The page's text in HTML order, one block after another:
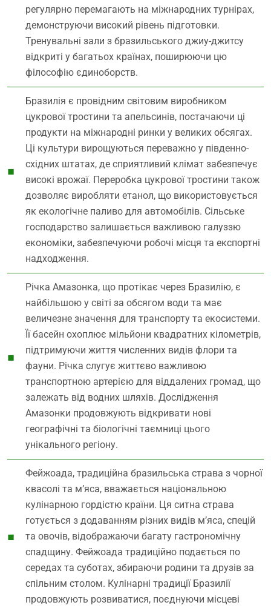
регулярно перемагають на міжнародних турнірах,
демонструючи високий рівень підготовки.
Тренувальні зали з бразильського джиу-джитсу
відкриті у багатьох країнах, поширюючи цю
філософію єдиноборств.
Бразилія є провідним світовим виробником
цукрової тростини та апельсинів, постачаючи ці
продукти на міжнародні ринки у великих обсягах.
Ці культури вирощуються переважно у південно-
східних штатах, де сприятливий клімат забезпечує
високі врожаї. Переробка цукрової тростини також
дозволяє виробляти етанол, що використовується
як екологічне паливо для автомобілів. Сільське
господарство залишається важливою галуззю
економіки, забезпечуючи робочі місця та експортні
надходження.
Річка Амазонка, що протікає через Бразилію, є
найбільшою у світі за обсягом води та має
величезне значення для транспорту та екосистеми.
Її басейн охоплює мільйони квадратних кілометрів,
підтримуючи життя численних видів флори та
фауни. Річка слугує життєво важливою
транспортною артерією для віддалених громад, що
залежать від водних шляхів. Дослідження
Амазонки продовжують відкривати нові
географічні та біологічні таємниці цього
унікального регіону.
Фейжоада, традиційна бразильська страва з чорної
квасолі та м’яса, вважається національною
кулінарною гордістю країни. Ця ситна страва
готується з додаванням різних видів м’яса, спецій
та овочів, відображаючи багату гастрономічну
спадщину. Фейжоада традиційно подається по
середах та суботах, збираючи родини та друзів за
спільним столом. Кулінарні традиції Бразилії
продовжують розвиватися, поєднуючи місцеві